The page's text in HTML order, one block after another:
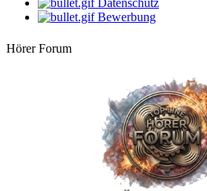
Die beste Musik, der beste Mix
Volksmusik & Schlager
bunte Musikbox
Datenschutz
Bewerbung
Hörer Forum